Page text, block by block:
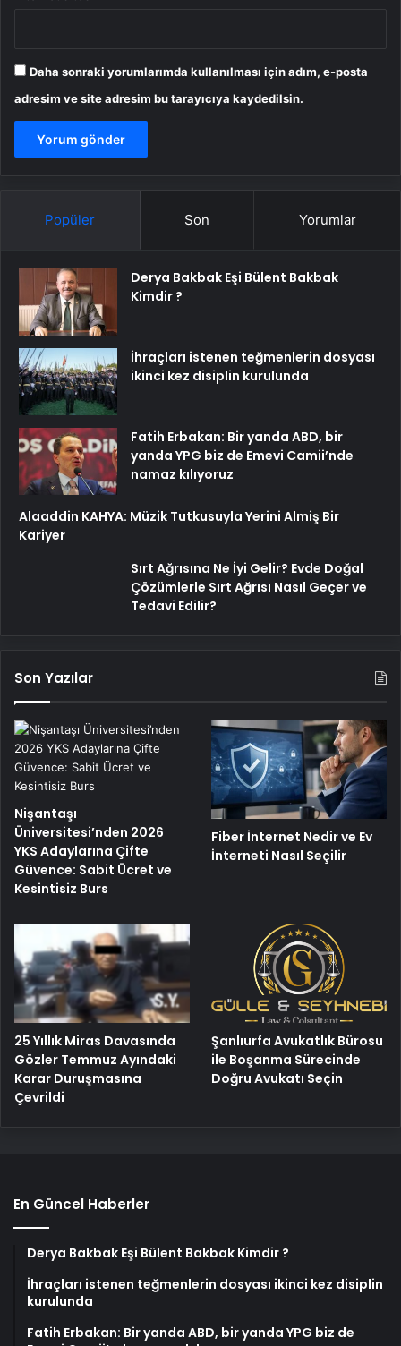
Daha sonraki yorumlarımda kullanılması için adım, e-posta
adresim ve site adresim bu tarayıcıya kaydedilsin.
Popüler Son Yorumlar
Derya Bakbak Eşi Bülent Bakbak
Kimdir ?
İhraçları istenen teğmenlerin dosyası
ikinci kez disiplin kurulunda
Fatih Erbakan: Bir yanda ABD, bir
yanda YPG biz de Emevi Camii’nde
namaz kılıyoruz
Alaaddin KAHYA: Müzik Tutkusuyla Yerini Almiş Bir
Kariyer
Sırt Ağrısına Ne İyi Gelir? Evde Doğal
Çözümlerle Sırt Ağrısı Nasıl Geçer ve
Tedavi Edilir?
Son Yazılar
Nişantaşı
Üniversitesi’nden 2026
YKS Adaylarına Çifte
Güvence: Sabit Ücret ve
Kesintisiz Burs
Fiber İnternet Nedir ve Ev
İnterneti Nasıl Seçilir
25 Yıllık Miras Davasında
Gözler Temmuz Ayındaki
Karar Duruşmasına
Çevrildi
Şanlıurfa Avukatlık Bürosu
ile Boşanma Sürecinde
Doğru Avukatı Seçin
En Güncel Haberler
Derya Bakbak Eşi Bülent Bakbak Kimdir ?
İhraçları istenen teğmenlerin dosyası ikinci kez disiplin
kurulunda
Fatih Erbakan: Bir yanda ABD, bir yanda YPG biz de